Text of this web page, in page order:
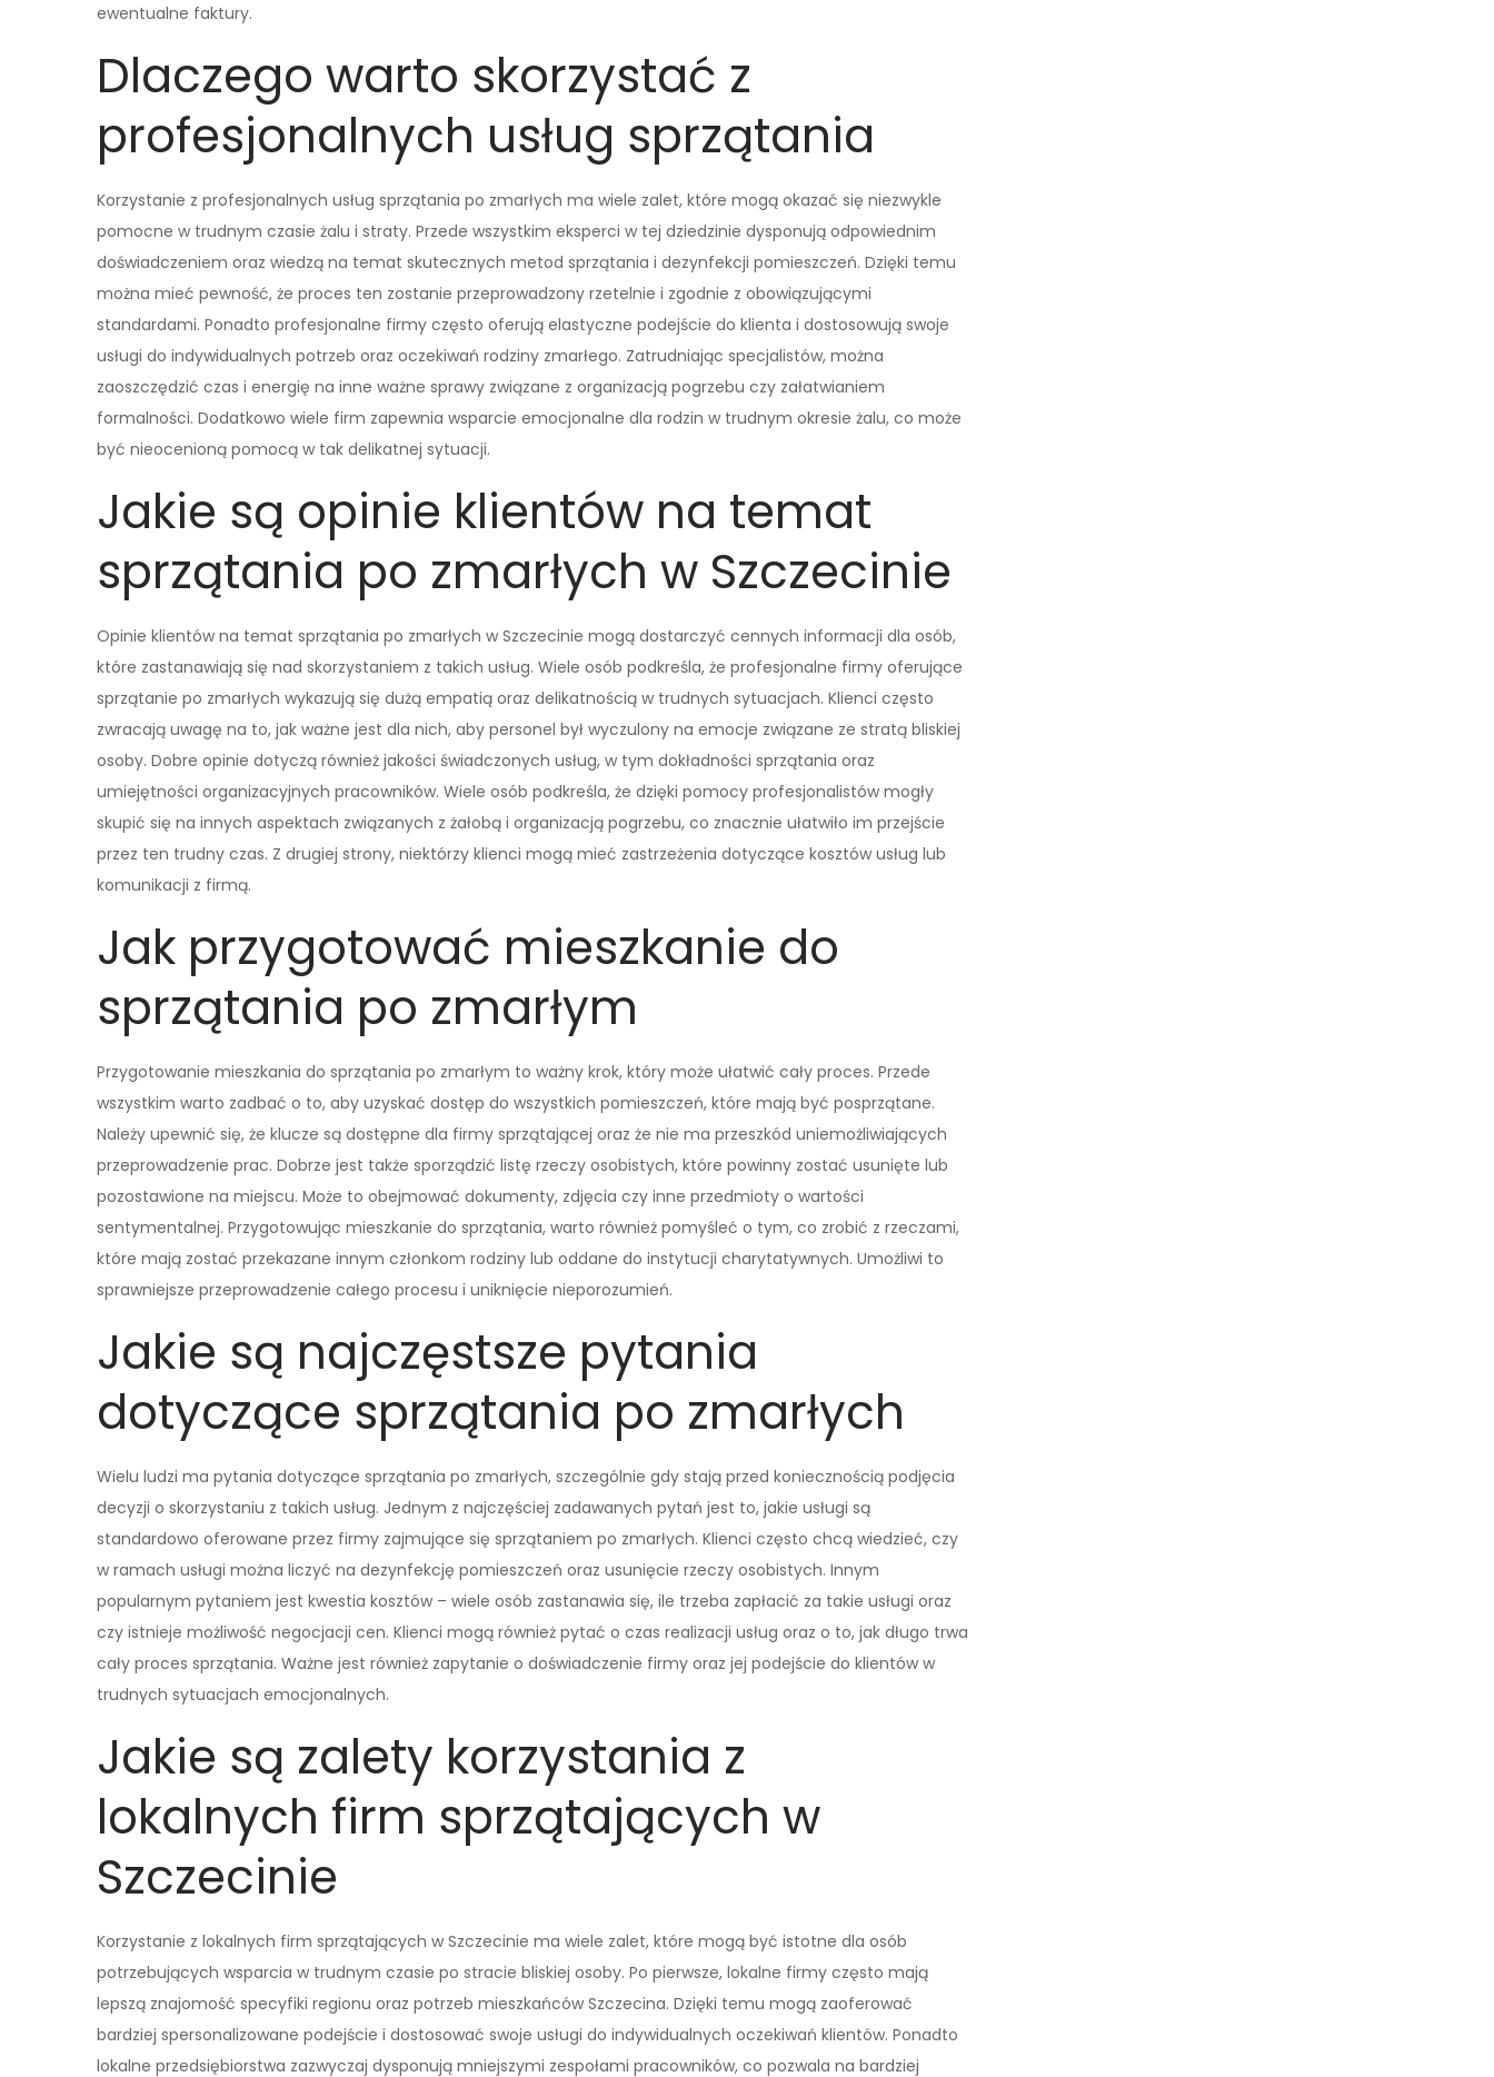
ewentualne faktury.
Dlaczego warto skorzystać z
profesjonalnych usług sprzątania
Korzystanie z profesjonalnych usług sprzątania po zmarłych ma wiele zalet, które mogą okazać się niezwykle
pomocne w trudnym czasie żalu i straty. Przede wszystkim eksperci w tej dziedzinie dysponują odpowiednim
doświadczeniem oraz wiedzą na temat skutecznych metod sprzątania i dezynfekcji pomieszczeń. Dzięki temu
można mieć pewność, że proces ten zostanie przeprowadzony rzetelnie i zgodnie z obowiązującymi
standardami. Ponadto profesjonalne firmy często oferują elastyczne podejście do klienta i dostosowują swoje
usługi do indywidualnych potrzeb oraz oczekiwań rodziny zmarłego. Zatrudniając specjalistów, można
zaoszczędzić czas i energię na inne ważne sprawy związane z organizacją pogrzebu czy załatwianiem
formalności. Dodatkowo wiele firm zapewnia wsparcie emocjonalne dla rodzin w trudnym okresie żalu, co może
być nieocenioną pomocą w tak delikatnej sytuacji.
Jakie są opinie klientów na temat
sprzątania po zmarłych w Szczecinie
Opinie klientów na temat sprzątania po zmarłych w Szczecinie mogą dostarczyć cennych informacji dla osób,
które zastanawiają się nad skorzystaniem z takich usług. Wiele osób podkreśla, że profesjonalne firmy oferujące
sprzątanie po zmarłych wykazują się dużą empatią oraz delikatnością w trudnych sytuacjach. Klienci często
zwracają uwagę na to, jak ważne jest dla nich, aby personel był wyczulony na emocje związane ze stratą bliskiej
osoby. Dobre opinie dotyczą również jakości świadczonych usług, w tym dokładności sprzątania oraz
umiejętności organizacyjnych pracowników. Wiele osób podkreśla, że dzięki pomocy profesjonalistów mogły
skupić się na innych aspektach związanych z żałobą i organizacją pogrzebu, co znacznie ułatwiło im przejście
przez ten trudny czas. Z drugiej strony, niektórzy klienci mogą mieć zastrzeżenia dotyczące kosztów usług lub
komunikacji z firmą.
Jak przygotować mieszkanie do
sprzątania po zmarłym
Przygotowanie mieszkania do sprzątania po zmarłym to ważny krok, który może ułatwić cały proces. Przede
wszystkim warto zadbać o to, aby uzyskać dostęp do wszystkich pomieszczeń, które mają być posprzątane.
Należy upewnić się, że klucze są dostępne dla firmy sprzątającej oraz że nie ma przeszkód uniemożliwiających
przeprowadzenie prac. Dobrze jest także sporządzić listę rzeczy osobistych, które powinny zostać usunięte lub
pozostawione na miejscu. Może to obejmować dokumenty, zdjęcia czy inne przedmioty o wartości
sentymentalnej. Przygotowując mieszkanie do sprzątania, warto również pomyśleć o tym, co zrobić z rzeczami,
które mają zostać przekazane innym członkom rodziny lub oddane do instytucji charytatywnych. Umożliwi to
sprawniejsze przeprowadzenie całego procesu i uniknięcie nieporozumień.
Jakie są najczęstsze pytania
dotyczące sprzątania po zmarłych
Wielu ludzi ma pytania dotyczące sprzątania po zmarłych, szczególnie gdy stają przed koniecznością podjęcia
decyzji o skorzystaniu z takich usług. Jednym z najczęściej zadawanych pytań jest to, jakie usługi są
standardowo oferowane przez firmy zajmujące się sprzątaniem po zmarłych. Klienci często chcą wiedzieć, czy
w ramach usługi można liczyć na dezynfekcję pomieszczeń oraz usunięcie rzeczy osobistych. Innym
popularnym pytaniem jest kwestia kosztów – wiele osób zastanawia się, ile trzeba zapłacić za takie usługi oraz
czy istnieje możliwość negocjacji cen. Klienci mogą również pytać o czas realizacji usług oraz o to, jak długo trwa
cały proces sprzątania. Ważne jest również zapytanie o doświadczenie firmy oraz jej podejście do klientów w
trudnych sytuacjach emocjonalnych.
Jakie są zalety korzystania z
lokalnych firm sprzątających w
Szczecinie
Korzystanie z lokalnych firm sprzątających w Szczecinie ma wiele zalet, które mogą być istotne dla osób
potrzebujących wsparcia w trudnym czasie po stracie bliskiej osoby. Po pierwsze, lokalne firmy często mają
lepszą znajomość specyfiki regionu oraz potrzeb mieszkańców Szczecina. Dzięki temu mogą zaoferować
bardziej spersonalizowane podejście i dostosować swoje usługi do indywidualnych oczekiwań klientów. Ponadto
lokalne przedsiębiorstwa zazwyczaj dysponują mniejszymi zespołami pracowników, co pozwala na bardziej